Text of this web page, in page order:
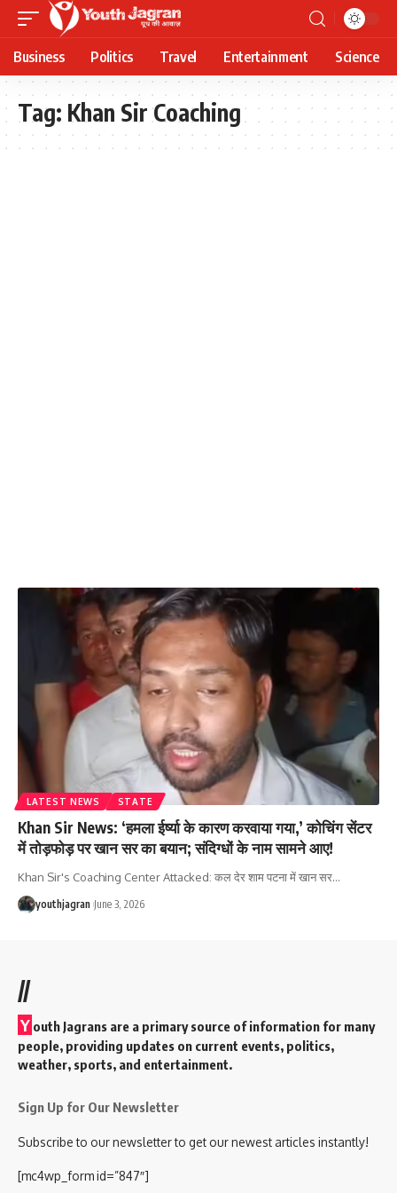
Business Politics Travel Entertainment Science
Tag: Khan Sir Coaching
LATEST NEWS STATE
Khan Sir News: ‘हमला ईर्ष्या के कारण करवाया गया,’ कोचिंग सेंटर
में तोड़फोड़ पर खान सर का बयान; संदिग्धों के नाम सामने आए!
Khan Sir's Coaching Center Attacked: कल देर शाम पटना में खान सर…
youthjagran June 3, 2026
//
Y outh Jagrans are a primary source of information for many
people, providing updates on current events, politics,
weather, sports, and entertainment.
Sign Up for Our Newsletter
Subscribe to our newsletter to get our newest articles instantly!
[mc4wp_form id=”847″]